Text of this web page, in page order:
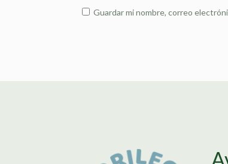
Guardar mi nombre, correo